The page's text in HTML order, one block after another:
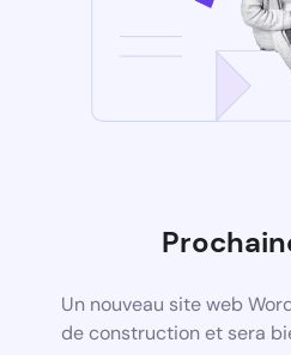
Un nouveau site web
de construction et sera